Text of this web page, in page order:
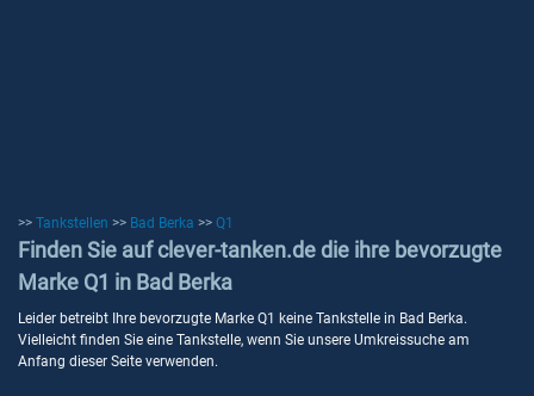
>> Tankstellen >> Bad Berka >> Q1
Finden Sie auf clever-tanken.de die ihre bevorzugte
Marke Q1 in Bad Berka
Leider betreibt Ihre bevorzugte Marke Q1 keine Tankstelle in Bad Berka.
Vielleicht finden Sie eine Tankstelle, wenn Sie unsere Umkreissuche am
Anfang dieser Seite verwenden.